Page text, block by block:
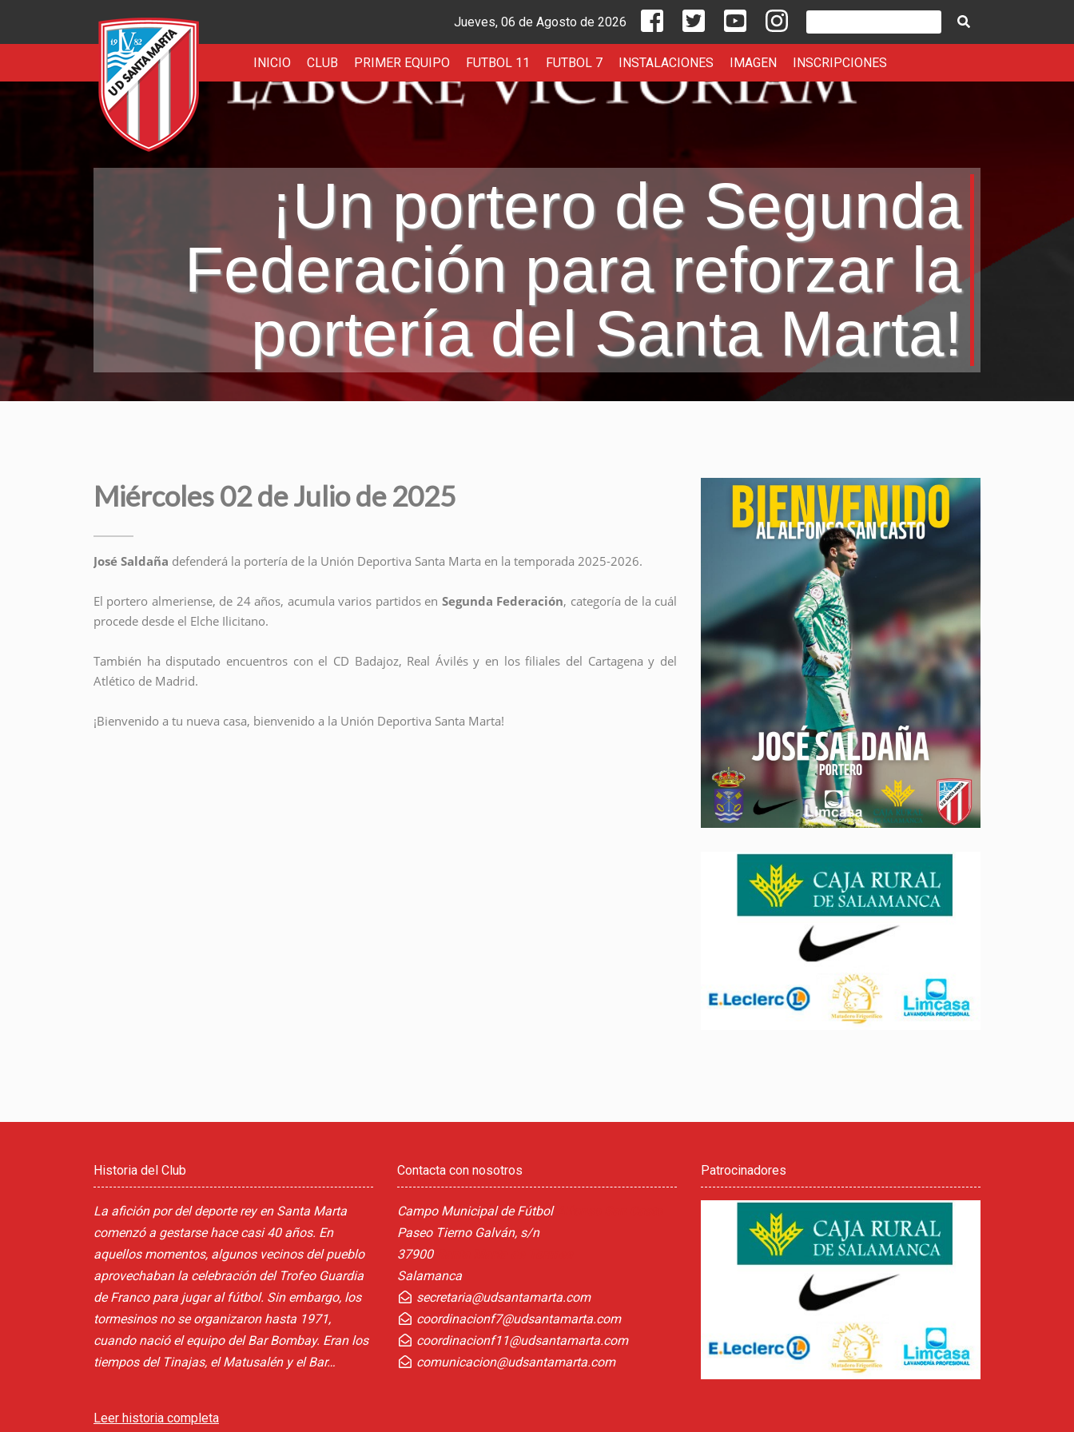
Jueves, 06 de Agosto de 2026 Unión Deportiva Santa Marta en Facebook
Unión Deportiva Santa Marta en Twitter
Unión Deportiva Santa Marta en YouTube
Unión Deportiva Santa Marta en Instagram
INICIO CLUB PRIMER EQUIPO FUTBOL 11 FUTBOL 7 INSTALACIONES IMAGEN INSCRIPCIONES
¡Un portero de Segunda
Federación para reforzar la
portería del Santa Marta!
Miércoles 02 de Julio de 2025
José Saldaña defenderá la portería de la Unión Deportiva Santa Marta en la temporada 2025-2026.
El portero almeriense, de 24 años, acumula varios partidos en Segunda Federación, categoría de la cuál
procede desde el Elche Ilicitano.
También ha disputado encuentros con el CD Badajoz, Real Ávilés y en los filiales del Cartagena y del
Atlético de Madrid.
¡Bienvenido a tu nueva casa, bienvenido a la Unión Deportiva Santa Marta!
Historia del Club
La afición por del deporte rey en Santa Marta
comenzó a gestarse hace casi 40 años. En
aquellos momentos, algunos vecinos del pueblo
aprovechaban la celebración del Trofeo Guardia
de Franco para jugar al fútbol. Sin embargo, los
tormesinos no se organizaron hasta 1971,
cuando nació el equipo del Bar Bombay. Eran los
tiempos del Tinajas, el Matusalén y el Bar…
Leer historia completa
Contacta con nosotros
Campo Municipal de Fútbol
Paseo Tierno Galván, s/n
37900
Salamanca
secretaria@udsantamarta.com
coordinacionf7@udsantamarta.com
coordinacionf11@udsantamarta.com
comunicacion@udsantamarta.com
Patrocinadores